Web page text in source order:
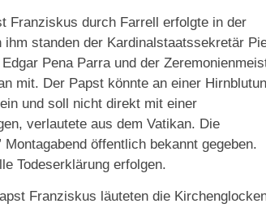
Franziskus durch Farrell erfolgte in der
ihm standen der Kardinalstaatssekretär
Pena Parra und der
mit. Der Papst könnte an einer
und soll nicht direkt mit einer
verlautete aus dem Vatikan. Die
öffentlich bekannt gegeben.
Todeserklärung erfolgen.
Franziskus läuteten die